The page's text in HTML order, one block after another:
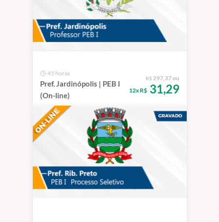
45 horas
Pref. Jardinópolis | PEB I
(On-line)
R$ 297,37 ou
12x R$31,29